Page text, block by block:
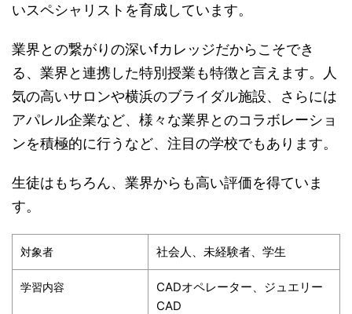
いスペシャリストを育成しています。
業界との繋がりの深いfカレッジだからこそでき
る、業界と連携した特別授業も特徴と言えます。人
気の高いサロンや横浜のブライダル施設、さらには
アパレル企業など、様々な業界とのコラボレーショ
ンを積極的に行うなど、注目の学校でもあります。
生徒はもちろん、業界からも高い評価を得ていま
す。
対象者 社会人、未経験者、学生
学習内容
CADオペレーター、ジュエリー
CAD